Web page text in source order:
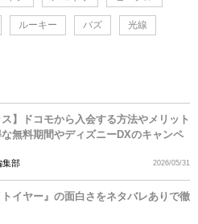
ルーキー バズ 光線
ス】ドコモから入会する方法やメリット
無料期間やディズニーDXのキャンペ
集部 2026/05/31
イヤー』の面白さをネタバレありで徹